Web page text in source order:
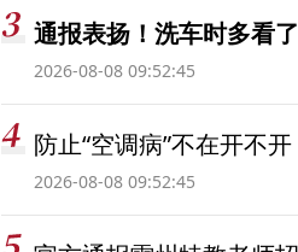
通报表扬！洗车时多看
2026-08-08 09:52:45
防止“空调病”不在开不
2026-08-08 09:52:45